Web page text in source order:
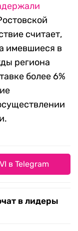
считает,
имевшиеся в
региона
более 6%
в Telegram
в лидеры